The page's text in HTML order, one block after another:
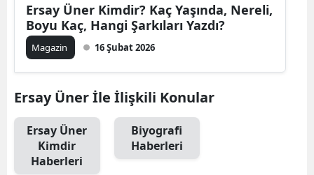
Ersay Üner Kimdir? Kaç Yaşında, Nereli,
Boyu Kaç, Hangi Şarkıları Yazdı?
Magazin 16 Şubat 2026
Ersay Üner İle İlişkili Konular
Ersay Üner
Kimdir
Haberleri
Biyografi
Haberleri